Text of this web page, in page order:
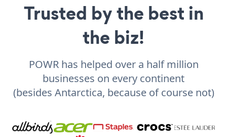
Trusted by the best in
the biz!
POWR has helped over a half million
businesses on every continent
(besides Antarctica, because of course not)